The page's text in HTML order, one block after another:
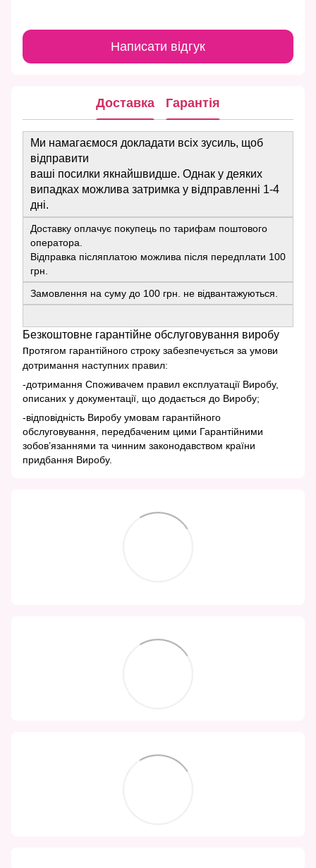
Написати відгук
Доставка Гарантія
Ми намагаємося докладати всіх зусиль, щоб
відправити
ваші посилки якнайшвидше. Однак у деяких
випадках можлива затримка у відправленні 1-4
дні.
Доставку оплачує покупець по тарифам поштового
оператора.
Відправка післяплатою можлива після передплати 100
грн.
Замовлення на суму до 100 грн. не відвантажуються.
Безкоштовне гарантійне обслуговування виробу
протягом гарантійного строку забезпечується за умови
дотримання наступних правил:
-дотримання Споживачем правил експлуатації Виробу,
описаних у документації, що додається до Виробу;
-відповідність Виробу умовам гарантійного
обслуговування, передбаченим цими Гарантійними
зобов’язаннями та чинним законодавством країни
придбання Виробу.